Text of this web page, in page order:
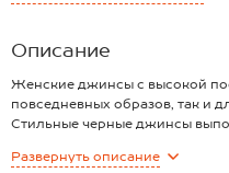
Описание
Женские джинсы с высокой
повседневных образов, так и
Стильные черные джинсы
составу, они не только
Развернуть описание